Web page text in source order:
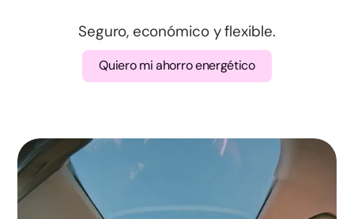
Badajoz
Cáceres
A Coruña
Lugo
Seguro, económico y flexible.
Quiero mi ahorro energético